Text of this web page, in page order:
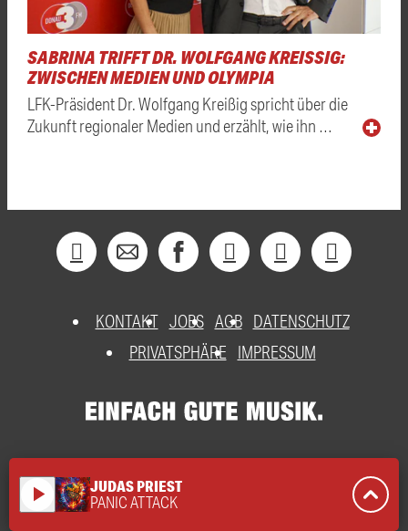
SABRINA TRIFFT DR. WOLFGANG KREISSIG: Z
WISCHEN MEDIEN UND OLYMPIA
LFK-Präsident Dr. Wolfgang Kreißig spricht über die
Zukunft regionaler Medien und erzählt, wie ihn …
KONTAKT JOBS AGB DATENSCHUTZ
PRIVATSPHÄRE
IMPRESSUM
play_arrow JUDAS PRIEST
PANIC ATTACK